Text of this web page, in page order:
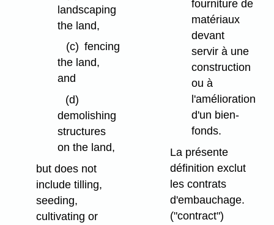
landscaping
the land,
(c) fencing
the land,
and
(d)
demolishing
structures
on the land,
but does not
include tilling,
seeding,
cultivating or
fourniture de
matériaux
devant
servir à une
construction
ou à
l'amélioration
d'un bien-
fonds.
La présente
définition exclut
les contrats
d'embauchage.
("contract")